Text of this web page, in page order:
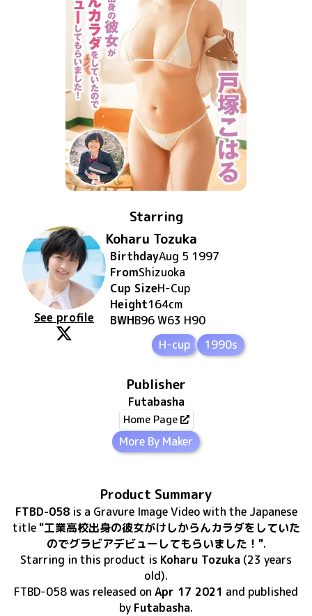
Starring
See profile
Koharu Tozuka
BirthdayAug 5 1997
FromShizuoka
Cup SizeH-Cup
Height164cm
BWHB96 W63 H90
H-cup
1990s
Publisher
Futabasha
Home Page
More By Maker
Product Summary
FTBD-058is a Gravure Image Videowith the Japanese
title "工業高校出身の彼女がけしからんカラダをしていた
のでグラビアデビューしてもらいました！".
Starring in this product is Koharu Tozuka (23 years
old).
FTBD-058was released on Apr 17 2021 and published
by Futabasha.